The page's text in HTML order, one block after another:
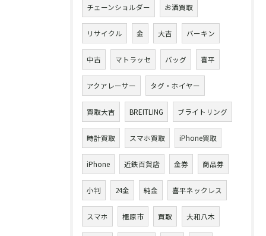
チェーンショルダー お酒買取
リサイクル 金 大吉 バーキン
中古 マトラッセ バッグ 喜平
アクアレーサー タグ・ホイヤー
買取大吉 BREITLING ブライトリング
時計買取 スマホ買取 iPhone買取
iPhone 近鉄百貨店 金券 商品券
小判 24金 純金 喜平ネックレス
スマホ 橿原市 買取 大和八木